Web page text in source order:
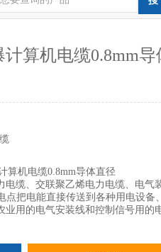
计算机电缆0.8mm导
算机电缆0.8mm导体直径
电缆、交联聚乙烯电力电缆、电气
点把电能直接传送到各种用电设备
业用的电气安装线和控制信号用的